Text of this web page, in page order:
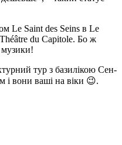
Le Saint des Seins в Le
du Capitole. Бо ж
тур з базилікою Сен-
і вони ваші на віки 😉.